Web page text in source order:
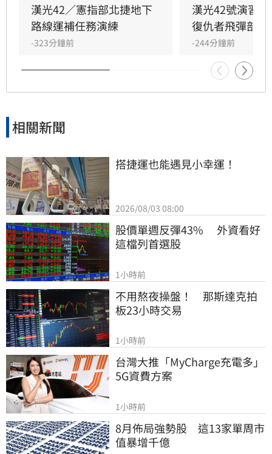
援，在風雨中迅速抵達戰術位置，展現高機動性
與精準遠程打擊力。
漢光42／憲指部北捷地下
路線運補任務演練
-323分鐘前
漢光42號演習
復仇者飛彈部隊
-244分鐘前
相關新聞
搭捷運也能遇見小幸運！
2026/08/03 08:00
股價單週反彈43%　 外資看好
這檔列首選股
1小時前
不用熬夜操盤！　那斯達克拍
板23小時交易
1小時前
台灣大推「MyCharge充電多」
5G資費方案
1小時前
8月佈局強勢股　這13家單周市
值暴增千億